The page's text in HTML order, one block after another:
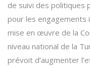
de suivi des politiques
pour les engagements
mise en œuvre de la
niveau national de la
prévoit d’augmenter